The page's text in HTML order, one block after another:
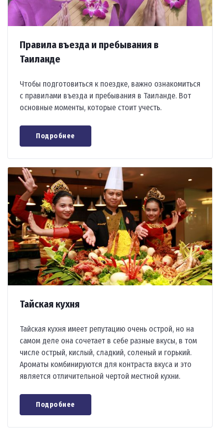
Правила въезда и пребывания в
Таиланде
Чтобы подготовиться к поездке, важно ознакомиться
с правилами въезда и пребывания в Таиланде. Вот
основные моменты, которые стоит учесть.
Подробнее
Тайская кухня
Тайская кухня имеет репутацию очень острой, но на
самом деле она сочетает в себе разные вкусы, в том
числе острый, кислый, сладкий, соленый и горький.
Ароматы комбинируются для контраста вкуса и это
является отличительной чертой местной кухни.
Подробнее